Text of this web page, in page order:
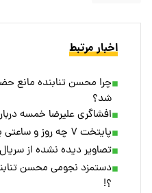
اخبار مرتبط
چرا محسن تنابنده مانع
شد؟
افشاگری علیرضا خمسه درباره
پایتخت ۷ چه روز و ساعتی پخش می‌شود؟
تصاویر دیده نشده از
؟!